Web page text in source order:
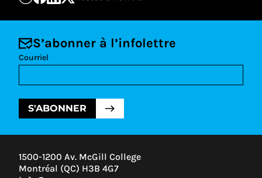
S’abonner à l’infolettre
Courriel
S'ABONNER
1500-1200 Av. McGill College
Montréal (QC) H3B 4G7